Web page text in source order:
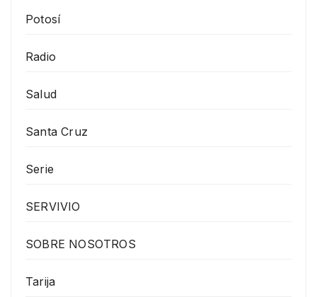
Potosí
Radio
Salud
Santa Cruz
Serie
SERVIVIO
SOBRE NOSOTROS
Tarija